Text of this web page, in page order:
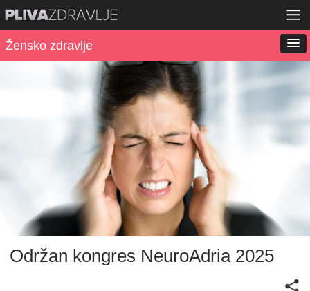
Žensko zdravlje
Održan kongres NeuroAdria 2025